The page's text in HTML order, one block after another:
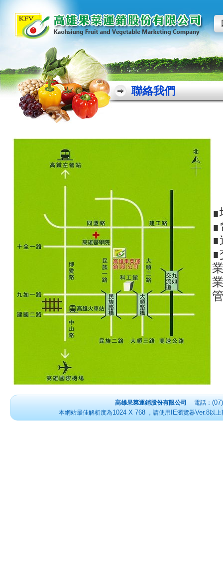
聯絡我們
∎
∎
∎
高雄果菜運銷股份有限公司 電話：
本網站最佳解析度為1024 X 768，請使用 IE瀏覽器Ver.8以上